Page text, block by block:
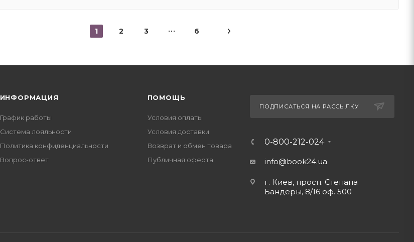
1 2 3 6
ИНФОРМАЦИЯ
График работы
Система лояльности
Политика конфиденциальности
Вопрос-ответ
ПОМОЩЬ
Условия оплаты
Условия доставки
Возврат и обмен товара
Публичная оферта
ПОДПИСАТЬСЯ НА РАССЫЛКУ
0-800-212-024
info@book24.ua
г. Киев, просп. Степана
Бандеры, 8/16 оф. 500